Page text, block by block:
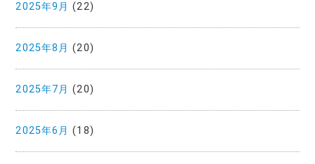
2025年9月 (22)
2025年8月 (20)
2025年7月 (20)
2025年6月 (18)